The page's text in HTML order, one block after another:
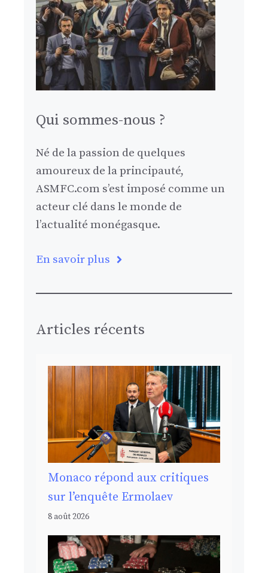
Qui sommes-nous ?
Né de la passion de quelques
amoureux de la principauté,
ASMFC.com s’est imposé comme un
acteur clé dans le monde de
l’actualité monégasque.
En savoir plus
Articles récents
Monaco répond aux critiques
sur l’enquête Ermolaev
8 août 2026